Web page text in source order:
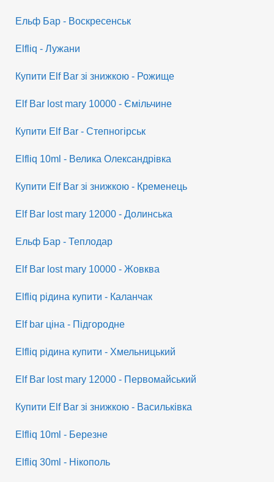
Ельф Бар - Воскресенськ
Elfliq - Лужани
Купити Elf Bar зі знижкою - Рожище
Elf Bar lost mary 10000 - Ємільчине
Купити Elf Bar - Степногірськ
Elfliq 10ml - Велика Олександрівка
Купити Elf Bar зі знижкою - Кременець
Elf Bar lost mary 12000 - Долинська
Ельф Бар - Теплодар
Elf Bar lost mary 10000 - Жовква
Elfliq рідина купити - Каланчак
Elf bar ціна - Підгородне
Elfliq рідина купити - Хмельницький
Elf Bar lost mary 12000 - Первомайський
Купити Elf Bar зі знижкою - Васильківка
Elfliq 10ml - Березне
Elfliq 30ml - Нікополь